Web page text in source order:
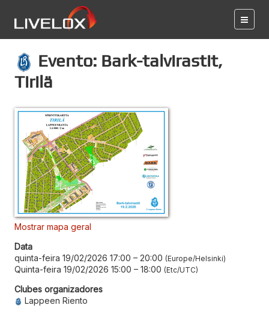
Evento: Bark-talvirastit,
Tirilä
Mostrar mapa geral
Data
quinta-feira 19/02/2026 17:00 – 20:00 Europe/Helsinki
Quinta-feira 19/02/2026 15:00 – 18:00 Etc/UTC
Clubes organizadores
Lappeen Riento